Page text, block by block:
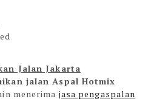
Jalan Jakarta
jalan Aspal Hotmix
menerima jasa pengaspalan